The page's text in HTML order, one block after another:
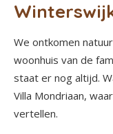
We ontkomen
woonhuis van de
staat er nog altijd.
Villa Mondriaan,
vertellen.